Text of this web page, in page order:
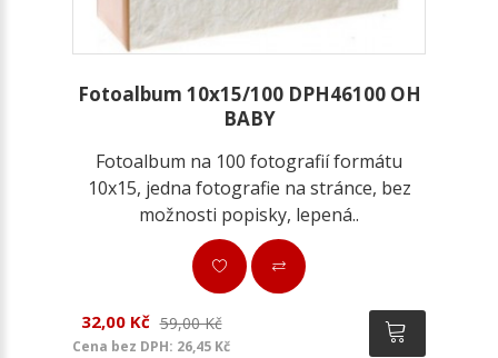
Fotoalbum 10x15/100 DPH46100 OH
BABY
Fotoalbum na 100 fotografií formátu
10x15, jedna fotografie na stránce, bez
možnosti popisky, lepená..
32,00 Kč 59,00 Kč
Cena bez DPH: 26,45 Kč